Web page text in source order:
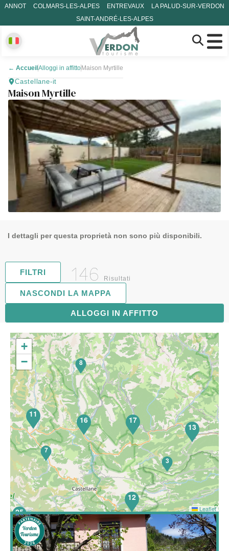
ANNOT COLMARS-LES-ALPES ENTREVAUX
LA PALUD-SUR-VERDON
SAINT-ANDRÉ-LES-ALPES
← Accueil Alloggi in affitto Maison Myrtille
Castellane-it
Maison Myrtille
I dettagli per questa proprietà non sono più disponibili.
FILTRI 146 Risultati
ALLOGGI IN AFFITTO
NASCONDI LA MAPPA
I padroni di casa vi accolgono nella loro casa circondata
da un giardino alberato. Jacques è un appassionato di
25
12
3
13
7
16
11
17
8
27
+
−
Leaflet